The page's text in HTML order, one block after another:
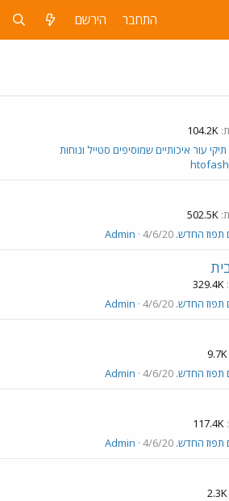
התחבר הירשם
104.2K
עור איכותיים שמוסיפים סטייל ונוחות
502.5K
תפוז החדש. 4/6/20
Admin
329.4K
תפוז החדש. 4/6/20
Admin
9.7K
תפוז החדש. 4/6/20
Admin
117.4K
תפוז החדש. 4/6/20
Admin
2.3K